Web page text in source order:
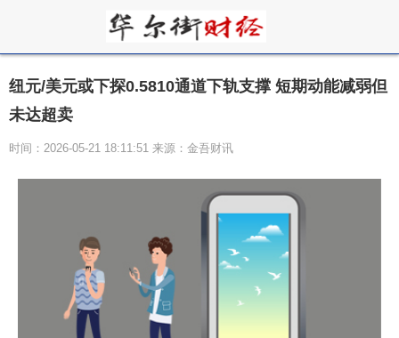
纽元/美元或下探0.5810通道下轨支撑 短期动能减弱但
未达超卖
时间：2026-05-21 18:11:51 来源：金吾财讯